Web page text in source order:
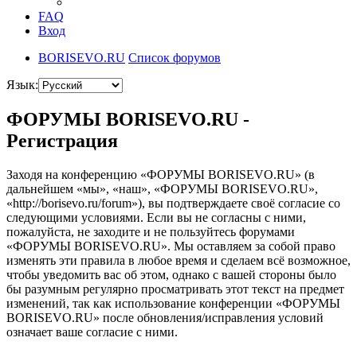
FAQ
Вход
BORISEVO.RU Список форумов
Язык:
ФОРУМЫ BORISEVO.RU -
Регистрация
Заходя на конференцию «ФОРУМЫ BORISEVO.RU» (в
дальнейшем «мы», «наш», «ФОРУМЫ BORISEVO.RU»,
«http://borisevo.ru/forum»), вы подтверждаете своё согласие со
следующими условиями. Если вы не согласны с ними,
пожалуйста, не заходите и не пользуйтесь форумами
«ФОРУМЫ BORISEVO.RU». Мы оставляем за собой право
изменять эти правила в любое время и сделаем всё возможное,
чтобы уведомить вас об этом, однако с вашей стороны было
бы разумным регулярно просматривать этот текст на предмет
изменений, так как использование конференции «ФОРУМЫ
BORISEVO.RU» после обновления/исправления условий
означает ваше согласие с ними.